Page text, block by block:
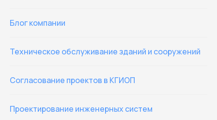
Блог компании
Техническое обслуживание зданий и сооружений
Согласование проектов в КГИОП
Проектирование инженерных систем